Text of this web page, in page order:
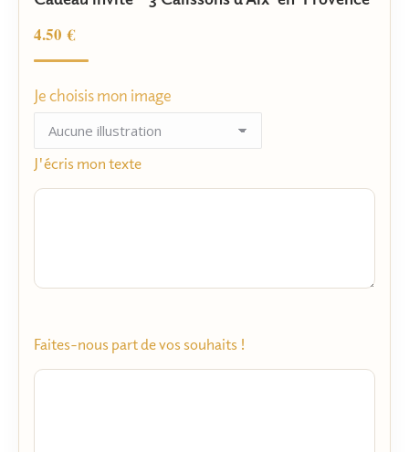
4.50€
notations
client
Je choisis mon image
J'écris mon texte
Faites-nous part de vos souhaits !